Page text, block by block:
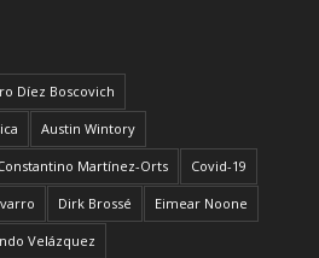
Díez Boscovich
Austin Wintory
Martínez-Orts Covid-19
Dirk Brossé Eimear Noone
Velázquez